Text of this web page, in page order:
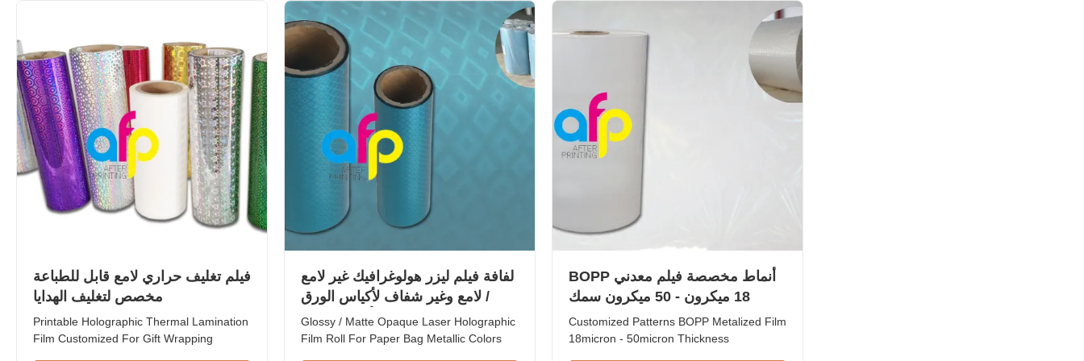
Metalized Transparent / Metalized EVA 8
micron 12 ...
micron 10 ...
أنماط مخصصة فيلم معدني BOPP
18 ميكرون - 50 ميكرون سمك
Customized Patterns BOPP Metalized Film
18micron - 50micron Thickness
لفافة فيلم ليزر هولوغرافيك غير لامع
/ لامع وغير شفاف لأكياس الورق
بألوان معدنية
Glossy / Matte Opaque Laser Holographic
Film Roll For Paper Bag Metallic Colors
فيلم تغليف حراري لامع قابل للطباعة
مخصص لتغليف الهدايا
Printable Holographic Thermal Lamination
Film Customized For Gift Wrapping